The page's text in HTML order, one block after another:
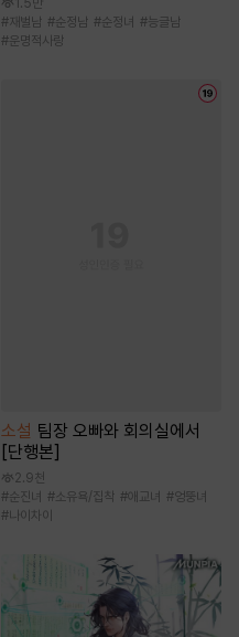
1.5만
#재벌남 #순정남 #순정녀 #능글남
#운명적사랑
소설 팀장 오빠와 회의실에서
[단행본]
2.9천
#순진녀 #소유욕/집착 #애교녀 #엉뚱녀
#나이차이